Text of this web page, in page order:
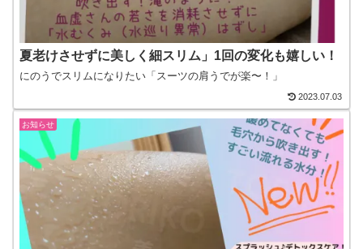
夏老けさせずに美しく細スリム」1回の変化も嬉しい！
にのうでスリムになりたい「スーツの肩うでが楽〜！」
2023.07.03
お知らせ